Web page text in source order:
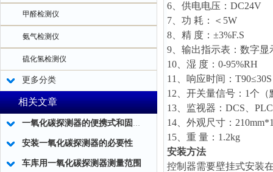
甲醛检测仪
氨气检测仪
硫化氢检测仪
更多分类
相关文章
一氧化碳探测器的便携式和固定式在技术指标方面有什么不同？一看就懂！
安装一氧化碳探测器的必要性
车库用一氧化碳探测器测量范围
6、供电电压：DC24V
7、功 耗：＜5W
8、精 度：±3%F.S
9、输出指示表：数字显
10、湿 度：0-95%RH
11、响应时间：T90≤30S
12、开关量信号：1个
13、监视器：DCS、PLC
14、外观尺寸：
15、重 量：1.2kg
安装方法
控制器需要壁挂式安装